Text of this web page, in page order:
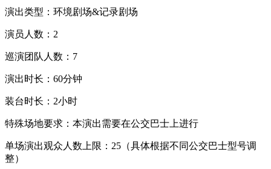
演出类型：环境剧场&记录剧场
演员人数：2
巡演团队人数：7
演出时长：60分钟
装台时长：2小时
特殊场地要求：本演出需要在公交巴士上进行
单场演出观众人数上限： 25（具体根据不同公交巴士型号调
整）